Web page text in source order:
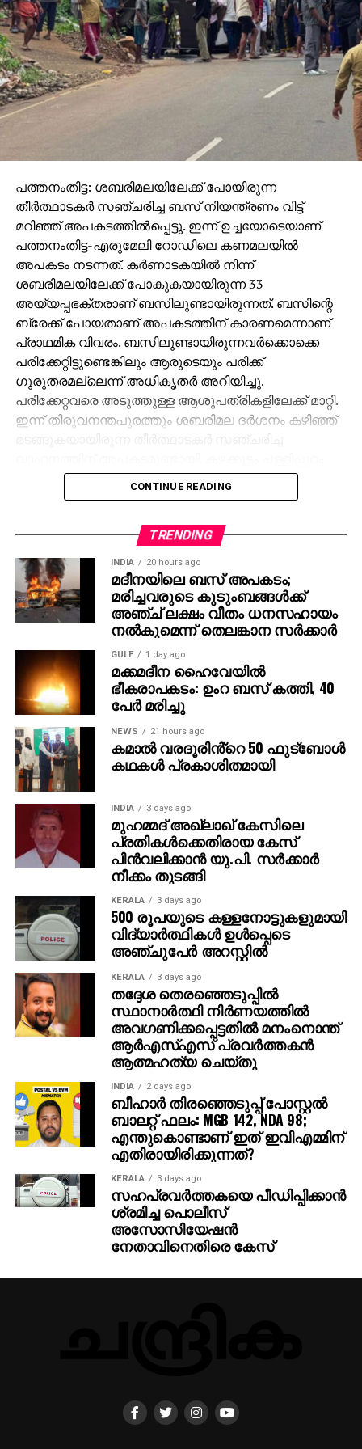
പത്തനംതിട്ട: ശബരിമലയിലേക്ക് പോയിരുന്ന
തീര്‍ത്ഥാടകര്‍ സഞ്ചരിച്ച ബസ് നിയന്ത്രണം വിട്ട്
മറിഞ്ഞ് അപകടത്തില്‍പ്പെട്ടു. ഇന്ന് ഉച്ചയോടെയാണ്
പത്തനംതിട്ട-എരുമേലി റോഡിലെ കണമലയില്‍
അപകടം നടന്നത്. കര്‍ണാടകയില്‍ നിന്ന്
ശബരിമലയിലേക്ക് പോകുകയായിരുന്ന 33
അയ്യപ്പഭക്തരാണ് ബസിലുണ്ടായിരുന്നത്. ബസിന്റെ
ബ്രേക്ക് പോയതാണ് അപകടത്തിന് കാരണമെന്നാണ്
പ്രാഥമിക വിവരം. ബസിലുണ്ടായിരുന്നവര്‍ക്കൊക്കെ
പരിക്കേറ്റിട്ടുണ്ടെങ്കിലും ആരുടെയും പരിക്ക്
ഗുരുതരമല്ലെന്ന് അധികൃതര്‍ അറിയിച്ചു.
പരിക്കേറ്റവരെ അടുത്തുള്ള ആശുപത്രികളിലേക്ക് മാറ്റി.
ഇന്ന് തിരുവനന്തപുരത്തും ശബരിമല ദര്‍ശനം കഴിഞ്ഞ്
പ്രദേശത്ത് ദേശീയപാതയിലെ നിര്‍മാണഭാഗത്ത്
വാഹനം തെന്നിമാറി തലകീഴായി മറിഞ്ഞതാണ്.
പുറത്തെടുത്ത് ആശുപത്രിയിലേക്ക് മാറ്റിയിട്ടുണ്ട്.
തീര്‍ത്ഥാടനം സീസണ്‍ ആരംഭിച്ചിട്ടുള്ള
സാഹചര്യത്തില്‍ രണ്ട് സ്ഥലങ്ങളിലുണ്ടായ ഈ
അപകടങ്ങള്‍ തീര്‍ത്ഥാടകരുടെ സുരക്ഷാ
ക്രമീകരണങ്ങളെക്കുറിച്ച് വീണ്ടും ആശങ്ക
ഉയര്‍ത്തുകയാണ്.
CONTINUE READING
TRENDING
INDIA 20 hours ago
മദീനയിലെ ബസ് അപകടം;
മരിച്ചവരുടെ കുടുംബങ്ങള്‍ക്ക്
അഞ്ച് ലക്ഷം വീതം ധനസഹായം
നല്‍കുമെന്ന് തെലങ്കാന സര്‍ക്കാര്‍
GULF 1 day ago
മക്കമദീന ഹൈവേയില്‍
ഭീകരാപകടം: ഉംറ ബസ് കത്തി, 40
പേര്‍ മരിച്ചു
NEWS 21 hours ago
കമാൽ വരദൂരിൻ്റെ 50 ഫുട്ബോൾ
കഥകൾ പ്രകാശിതമായി
INDIA 3 days ago
മുഹമ്മദ് അഖ്‌ലാഖ് കേസിലെ
പ്രതികള്‍ക്കെതിരായ കേസ്
പിന്‍വലിക്കാന്‍ യു.പി. സര്‍ക്കാര്‍
നീക്കം തുടങ്ങി
KERALA 3 days ago
500 രൂപയുടെ കള്ളനോട്ടുകളുമായി
വിദ്യാര്‍ത്ഥികള്‍ ഉള്‍പ്പെടെ
അഞ്ചുപേര്‍ അറസ്റ്റില്‍
KERALA 3 days ago
തദ്ദേശ തെരഞ്ഞെടുപ്പില്‍
സ്ഥാനാര്‍ത്ഥി നിര്‍ണയത്തില്‍
അവഗണിക്കപ്പെട്ടതില്‍ മനംനൊന്ത്
ആര്‍എസ്എസ് പ്രവര്‍ത്തകന്‍
ആത്മഹത്യ ചെയ്തു
INDIA 2 days ago
ബീഹാർ തിരഞ്ഞെടുപ്പ് പോസ്റ്റൽ
ബാലറ്റ് ഫലം: MGB 142, NDA 98;
എന്തുകൊണ്ടാണ് ഇത് ഇവിഎമ്മിന്
എതിരായിരിക്കുന്നത്?
KERALA 3 days ago
സഹപ്രവര്‍ത്തകയെ പീഡിപ്പിക്കാന്‍
ശ്രമിച്ച പൊലീസ്
അസോസിയേഷന്‍
നേതാവിനെതിരെ കേസ്